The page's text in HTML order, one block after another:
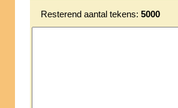
Resterend aantal tekens: 5000